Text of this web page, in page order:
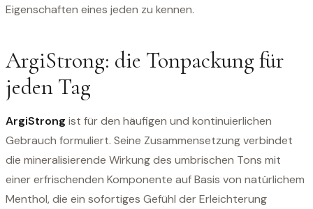
Eigenschaften eines jeden zu kennen.
ArgiStrong: die Tonpackung für
jeden Tag
ArgiStrong ist für den häufigen und kontinuierlichen
Gebrauch formuliert. Seine Zusammensetzung verbindet
die mineralisierende Wirkung des umbrischen Tons mit
einer erfrischenden Komponente auf Basis von natürlichem
Menthol, die ein sofortiges Gefühl der Erleichterung